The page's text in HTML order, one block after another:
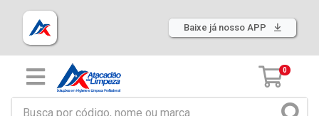
Baixe já nosso APP
0